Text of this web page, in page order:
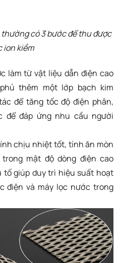
có 3 bước để thu được
ion kiềm
làm từ vật liệu dẫn điện cao
thêm một lớp bạch kim
để tăng tốc độ điện phân,
để đáp ứng nhu cầu người
chịu nhiệt tốt, tính ăn mòn
mật độ dòng điện cao
tố giúp duy trì hiệu suất hoạt
điện và máy lọc nước trong